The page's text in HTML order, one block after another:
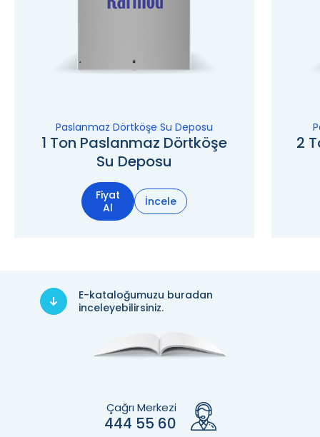
Paslanmaz Dörtköşe Su Deposu
1 Ton Paslanmaz Dörtköşe
Su Deposu
Fiyat
Al
İncele
2
E-kataloğumuzu buradan
inceleyebilirsiniz.
Çağrı Merkezi
444 55 60